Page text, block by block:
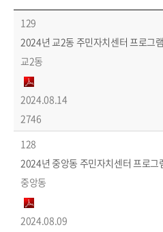
129
2024년 교2동 주민자치센터 프로그
교2동
2024.08.14
2746
128
2024년 중앙동 주민자치센터 프로그
중앙동
2024.08.09